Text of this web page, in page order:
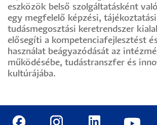
eszközök belső szolgáltatásként
egy megfelelő képzési,
tudásmegosztási keretrendszer
elősegíti a kompetenciafejlesztést
használat beágyazódását az
működésébe, tudástranszfer és
kultúrájába.